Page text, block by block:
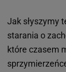
Jak słyszymy
starania o
które czasem